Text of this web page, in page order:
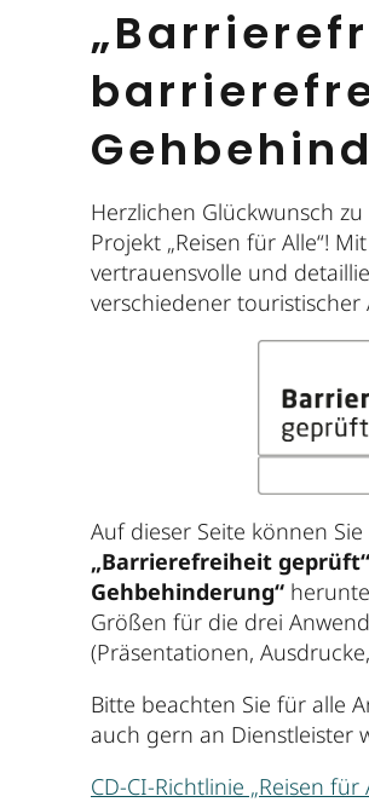
Herzlichen Glückwunsch
Projekt „Reisen für Alle“!
vertrauensvolle und
verschiedener touristischer
Auf dieser Seite können
„Barrierefreiheit geprüft“
Gehbehinderung“
Größen für die drei
(Präsentationen,
Bitte beachten Sie für alle
auch gern an Dienstleister
CD-CI-Richtlinie „Reisen für